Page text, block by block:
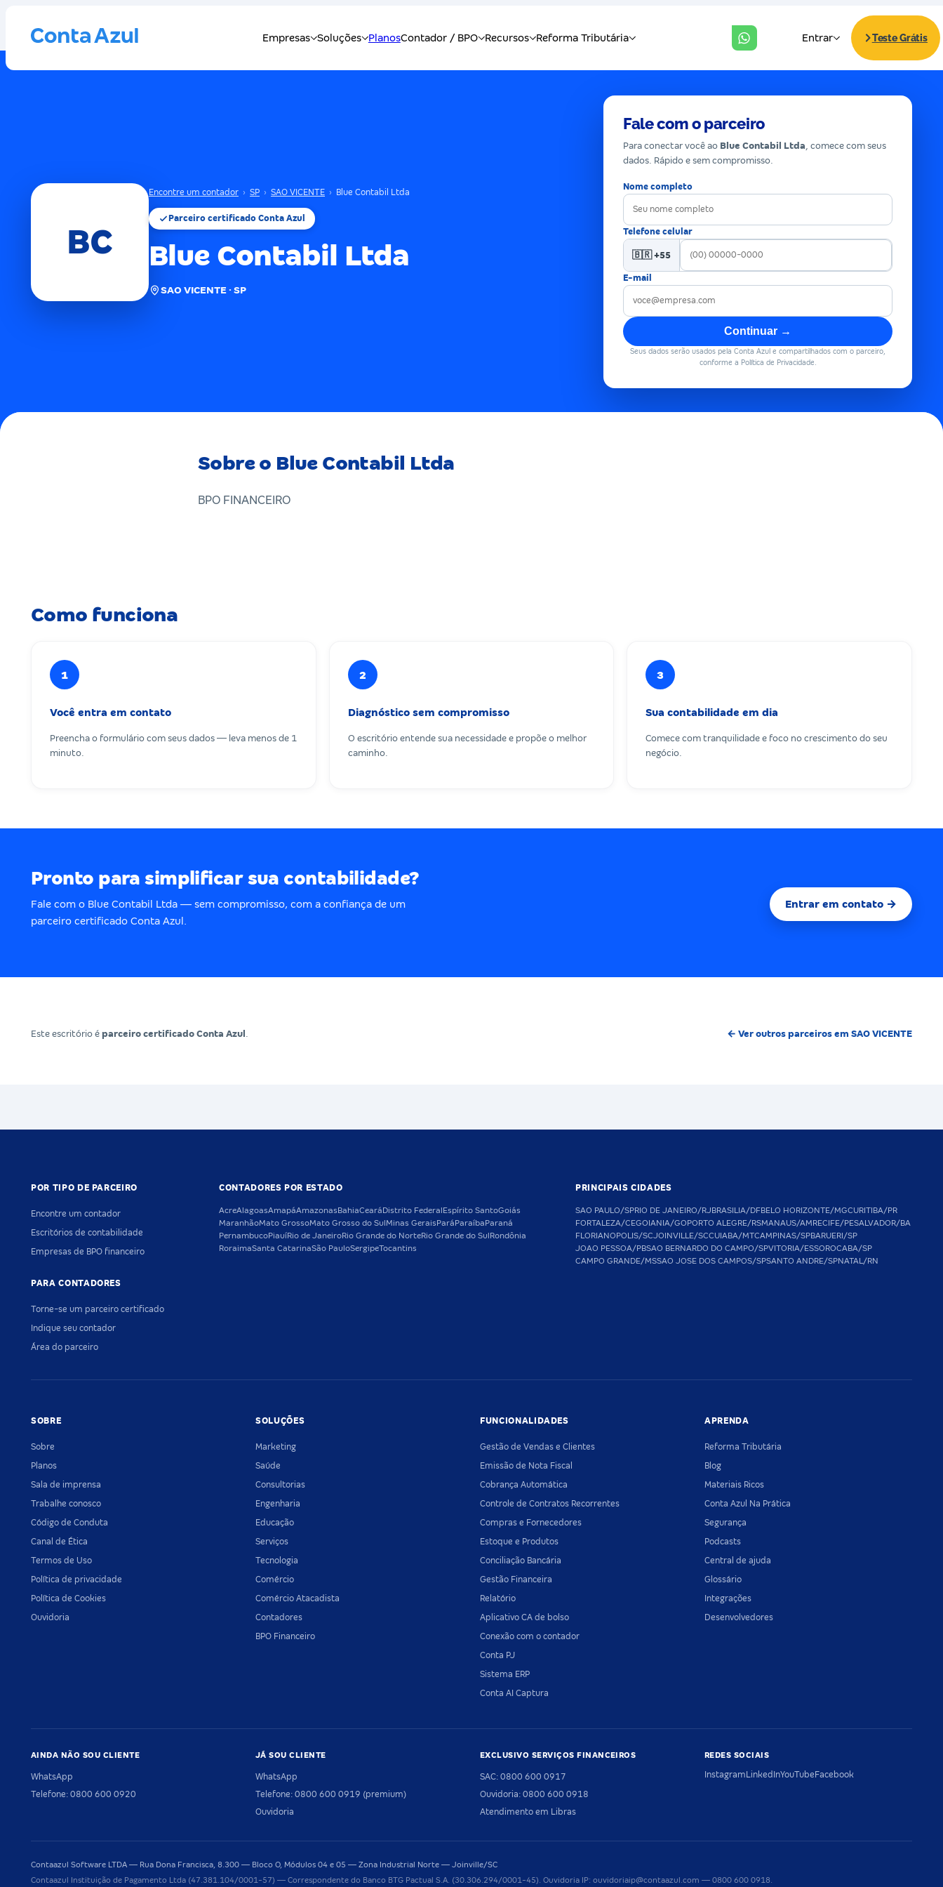
BC
Encontre um contador › SP › SAO VICENTE › Blue Contabil Ltda
Parceiro certificado Conta Azul
Blue Contabil Ltda
SAO VICENTE · SP
Fale com o parceiro
Para conectar você ao Blue Contabil Ltda, comece com seus
dados. Rápido e sem compromisso.
Nome completo
Telefone celular
🇧🇷 +55
E-mail
Continuar →
Seus dados serão usados pela Conta Azul e compartilhados com o parceiro,
conforme a Política de Privacidade.
Sobre o Blue Contabil Ltda
BPO FINANCEIRO
Como funciona
1
Você entra em contato
Preencha o formulário com seus dados — leva menos de 1
minuto.
2
Diagnóstico sem compromisso
O escritório entende sua necessidade e propõe o melhor
caminho.
3
Sua contabilidade em dia
Comece com tranquilidade e foco no crescimento do seu
negócio.
Pronto para simplificar sua contabilidade?
Fale com o Blue Contabil Ltda — sem compromisso, com a confiança de um
parceiro certificado Conta Azul.
Entrar em contato →
Este escritório é parceiro certificado Conta Azul . ← Ver outros parceiros em SAO VICENTE
POR TIPO DE PARCEIRO
Encontre um contador
Escritórios de contabilidade
Empresas de BPO financeiro
PARA CONTADORES
Torne-se um parceiro certificado
Indique seu contador
Área do parceiro
CONTADORES POR ESTADO
AcreAlagoasAmapáAmazonasBahiaCearáDistrito FederalEspírito SantoGoiás
MaranhãoMato GrossoMato Grosso do SulMinas GeraisParáParaíbaParaná
PernambucoPiauíRio de JaneiroRio Grande do NorteRio Grande do SulRondônia
RoraimaSanta CatarinaSão PauloSergipeTocantins
PRINCIPAIS CIDADES
SAO PAULO/SPRIO DE JANEIRO/RJBRASILIA/DFBELO HORIZONTE/MGCURITIBA/PR
FORTALEZA/CEGOIANIA/GOPORTO ALEGRE/RSMANAUS/AMRECIFE/PESALVADOR/BA
FLORIANOPOLIS/SCJOINVILLE/SCCUIABA/MTCAMPINAS/SPBARUERI/SP
JOAO PESSOA/PBSAO BERNARDO DO CAMPO/SPVITORIA/ESSOROCABA/SP
CAMPO GRANDE/MSSAO JOSE DOS CAMPOS/SPSANTO ANDRE/SPNATAL/RN
SOBRE
Sobre
Planos
Sala de imprensa
Trabalhe conosco
Código de Conduta
Canal de Ética
Termos de Uso
Política de privacidade
Política de Cookies
Ouvidoria
SOLUÇÕES
Marketing
Saúde
Consultorias
Engenharia
Educação
Serviços
Tecnologia
Comércio
Comércio Atacadista
Contadores
BPO Financeiro
FUNCIONALIDADES
Gestão de Vendas e Clientes
Emissão de Nota Fiscal
Cobrança Automática
Controle de Contratos Recorrentes
Compras e Fornecedores
Estoque e Produtos
Conciliação Bancária
Gestão Financeira
Relatório
Aplicativo CA de bolso
Conexão com o contador
Conta PJ
Sistema ERP
Conta AI Captura
APRENDA
Reforma Tributária
Blog
Materiais Ricos
Conta Azul Na Prática
Segurança
Podcasts
Central de ajuda
Glossário
Integrações
Desenvolvedores
AINDA NÃO SOU CLIENTE
WhatsApp
Telefone: 0800 600 0920
JÁ SOU CLIENTE
WhatsApp
Telefone: 0800 600 0919 (premium)
Ouvidoria
EXCLUSIVO SERVIÇOS FINANCEIROS
SAC: 0800 600 0917
Ouvidoria: 0800 600 0918
Atendimento em Libras
REDES SOCIAIS
InstagramLinkedInYouTubeFacebook
Contaazul Software LTDA — Rua Dona Francisca, 8.300 — Bloco O, Módulos 04 e 05 — Zona Industrial Norte — Joinville/SC
Contaazul Instituição de Pagamento Ltda (47.381.104/0001-57) — Correspondente do Banco BTG Pactual S.A. (30.306.294/0001-45). Ouvidoria IP: ouvidoriaip@contaazul.com — 0800 600 0918.